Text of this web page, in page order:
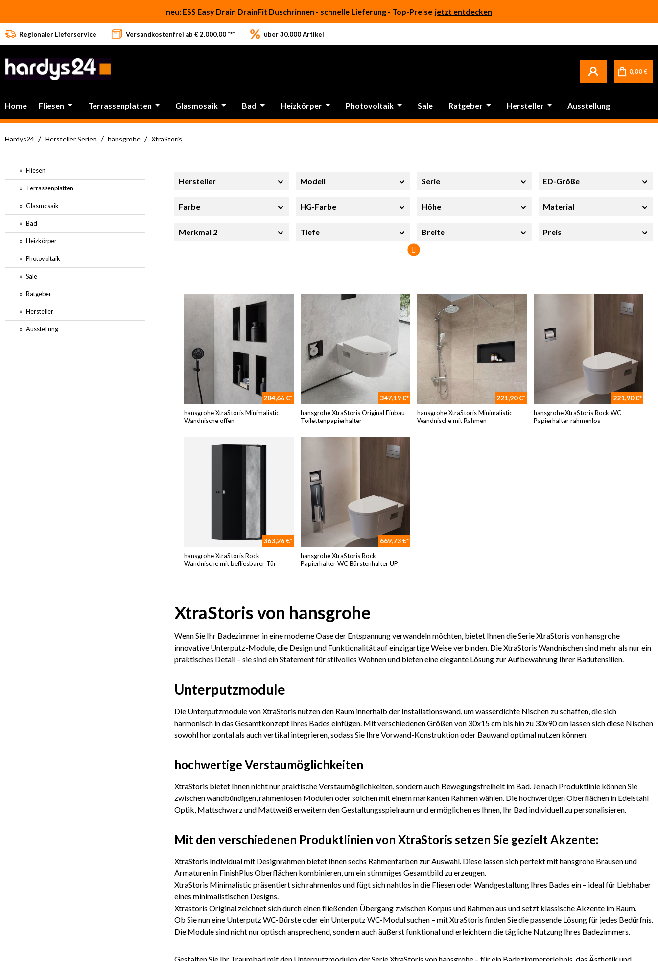
neu: ESS Easy Drain DrainFit Duschrinnen - schnelle Lieferung - Top-Preise jetzt entdecken
Regionaler Lieferservice Versandkostenfrei ab € 2.000,00 *** über 30.000 Artikel
0,00 €*
Home Fliesen Terrassenplatten Glasmosaik Bad Heizkörper Photovoltaik Sale Ratgeber Hersteller Ausstellung
Hardys24 / Hersteller Serien / hansgrohe / XtraStoris
Fliesen
Terrassenplatten
Glasmosaik
Bad
Heizkörper
Photovoltaik
Sale
Ratgeber
Hersteller
Ausstellung
Hersteller Modell Serie ED-Größe
Farbe HG-Farbe Höhe Material
Merkmal 2 Tiefe Breite Preis
284,66 €*
hansgrohe XtraStoris Minimalistic
Wandnische offen
347,19 €*
hansgrohe XtraStoris Original Einbau
Toilettenpapierhalter
221,90 €*
hansgrohe XtraStoris Minimalistic
Wandnische mit Rahmen
221,90 €*
hansgrohe XtraStoris Rock WC
Papierhalter rahmenlos
363,26 €*
hansgrohe XtraStoris Rock
Wandnische mit befliesbarer Tür
669,73 €*
hansgrohe XtraStoris Rock
Papierhalter WC Bürstenhalter UP
XtraStoris von hansgrohe
Wenn Sie Ihr Badezimmer in eine moderne Oase der Entspannung verwandeln möchten, bietet Ihnen die Serie XtraStoris von hansgrohe
innovative Unterputz-Module, die Design und Funktionalität auf einzigartige Weise verbinden. Die XtraStoris Wandnischen sind mehr als nur ein
praktisches Detail – sie sind ein Statement für stilvolles Wohnen und bieten eine elegante Lösung zur Aufbewahrung Ihrer Badutensilien.
Unterputzmodule
Die Unterputzmodule von XtraStoris nutzen den Raum innerhalb der Installationswand, um wasserdichte Nischen zu schaffen, die sich
harmonisch in das Gesamtkonzept Ihres Bades einfügen. Mit verschiedenen Größen von 30x15 cm bis hin zu 30x90 cm lassen sich diese Nischen
sowohl horizontal als auch vertikal integrieren, sodass Sie Ihre Vorwand-Konstruktion oder Bauwand optimal nutzen können.
hochwertige Verstaumöglichkeiten
XtraStoris bietet Ihnen nicht nur praktische Verstaumöglichkeiten, sondern auch Bewegungsfreiheit im Bad. Je nach Produktlinie können Sie
zwischen wandbündigen, rahmenlosen Modulen oder solchen mit einem markanten Rahmen wählen. Die hochwertigen Oberflächen in Edelstahl
Optik, Mattschwarz und Mattweiß erweitern den Gestaltungsspielraum und ermöglichen es Ihnen, Ihr Bad individuell zu personalisieren.
Mit den verschiedenen Produktlinien von XtraStoris setzen Sie gezielt Akzente:
XtraStoris Individual mit Designrahmen bietet Ihnen sechs Rahmenfarben zur Auswahl. Diese lassen sich perfekt mit hansgrohe Brausen und
Armaturen in FinishPlus Oberflächen kombinieren, um ein stimmiges Gesamtbild zu erzeugen.
XtraStoris Minimalistic präsentiert sich rahmenlos und fügt sich nahtlos in die Fliesen oder Wandgestaltung Ihres Bades ein – ideal für Liebhaber
eines minimalistischen Designs.
Xtrastoris Original zeichnet sich durch einen fließenden Übergang zwischen Korpus und Rahmen aus und setzt klassische Akzente im Raum.
Ob Sie nun eine Unterputz WC-Bürste oder ein Unterputz WC-Modul suchen – mit XtraStoris finden Sie die passende Lösung für jedes Bedürfnis.
Die Module sind nicht nur optisch ansprechend, sondern auch äußerst funktional und erleichtern die tägliche Nutzung Ihres Badezimmers.
Gestalten Sie Ihr Traumbad mit den Unterputzmodulen der Serie XtraStoris von hansgrohe – für ein Badezimmererlebnis, das Ästhetik und